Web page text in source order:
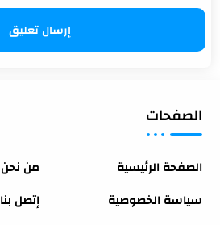
إرسال تعليق
الصفحات
الصفحة الرئيسية من نحن
سياسة الخصوصية إتصل بنا